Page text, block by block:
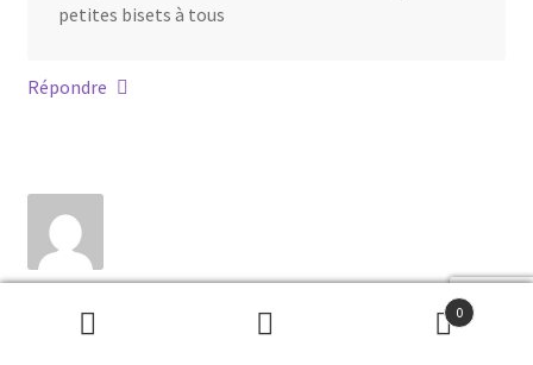
petites bisets à tous
Répondre
14 février 2014
Recherche
Recherche
0